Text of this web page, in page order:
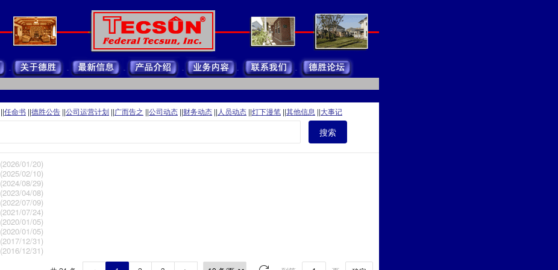
||任命书 ||德胜公告 ||公司运营计划 ||广而告之 ||公司动态 ||财务动态 || 人员动态 ||灯下漫笔 ||其他信息 ||大事记
搜索
(2026/01/20)
(2025/02/10)
(2024/08/29)
(2023/04/08)
(2022/07/09)
(2021/07/24)
(2020/01/05)
(2020/01/05)
(2017/12/31)
(2016/12/31)